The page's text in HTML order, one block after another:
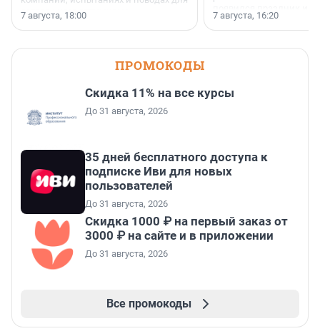
осторожного оптимизма.
7 августа, 18:00
поменялась роль
7 августа, 16:20
ПРОМОКОДЫ
Скидка 11% на все курсы
До 31 августа, 2026
35 дней бесплатного доступа к
подписке Иви для новых
пользователей
До 31 августа, 2026
Скидка 1000 ₽ на первый заказ от
3000 ₽ на сайте и в приложении
До 31 августа, 2026
Все промокоды